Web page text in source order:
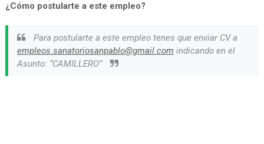
¿Cómo postularte a este empleo?
Para postularte a este empleo tenes que enviar CV a
empleos.sanatoriosanpablo@gmail.com indicando en el
Asunto: “CAMILLERO”